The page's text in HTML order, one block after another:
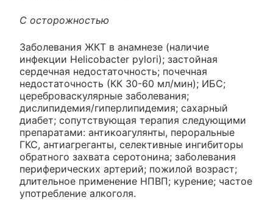
С осторожностью
Заболевания ЖКТ в анамнезе (наличие
инфекции Helicobacter pylori); застойная
сердечная недостаточность; почечная
недостаточность (КК 30-60 мл/мин); ИБС;
цереброваскулярные заболевания;
дислипидемия/гиперлипидемия; сахарный
диабет; сопутствующая терапия следующими
препаратами: антикоагулянты, пероральные
ГКС, антиагреганты, селективные ингибиторы
обратного захвата серотонина; заболевания
периферических артерий; пожилой возраст;
длительное применение НПВП; курение; частое
употребление алкоголя.